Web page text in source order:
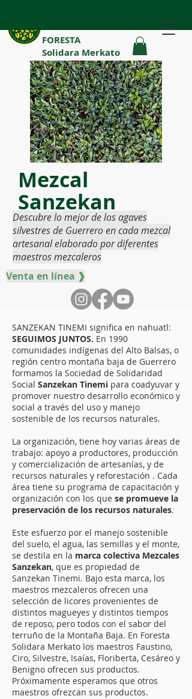
FORESTA
Solidara Merkato
Mezcal
Sanzekan
Descubre lo mejor de los agaves
silvestres de Guerrero en cada mezcal
artesanal elaborado por diferentes
maestros mezcaleros
Venta en línea ❱
SANZEKAN TINEMI significa en nahuatl:
SEGUIMOS JUNTOS. En 1990
comunidades indígenas del Alto Balsas, o
región centro montaña baja de Guerrero
formamos la Sociedad de Solidaridad
Social Sanzekan Tinemi para coadyuvar y
promover nuestro desarrollo económico y
social a través del uso y manejo
sostenible de los recursos naturales.
La organización, tiene hoy varias áreas de
trabajo: apoyo a productores, producción
y comercialización de artesanías, y de
recursos naturales y reforestación . Cada
área tiene su programa de capacitación y
organización con los que se promueve la
preservación de los recursos naturales.
Este esfuerzo por el manejo sostenible
del suelo, el agua, las semillas y el monte,
se destila en la marca colectiva Mezcales
Sanzekan, que es propiedad de
Sanzekan Tinemi. Bajo esta marca, los
maestros mezcaleros ofrecen una
selección de licores provenientes de
distintos magueyes y distintos tiempos
de reposo, pero todos con el sabor del
terruño de la Montaña Baja. En Foresta
Solidara Merkato los maestros Faustino,
Ciro, Silvestre, Isaías, Floriberta, Cesáreo y
Benigno ofrecen sus productos.
Próximamente esperamos que otros
maestros ofrezcan sus productos.